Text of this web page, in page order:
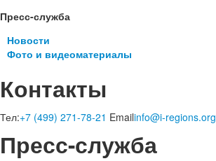
Пресс-служба
Новости
Фото и видеоматериалы
Контакты
Тел:+7 (499) 271-78-21 Emailinfo@i-regions.org
Пресс-служба